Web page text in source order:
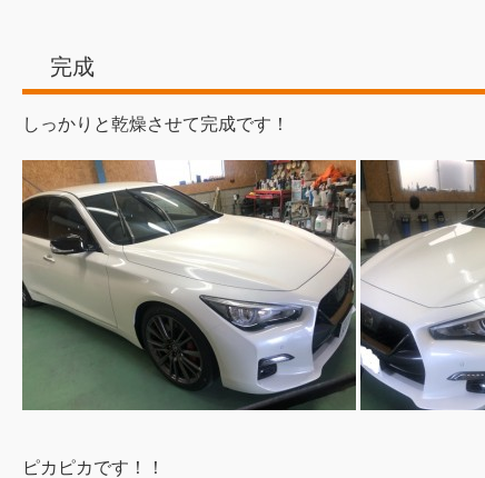
完成
しっかりと乾燥させて完成です！
ピカピカです！！